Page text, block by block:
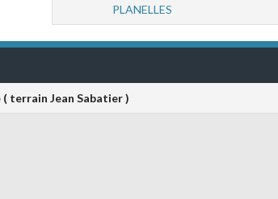
PLANELLES
( terrain Jean Sabatier )